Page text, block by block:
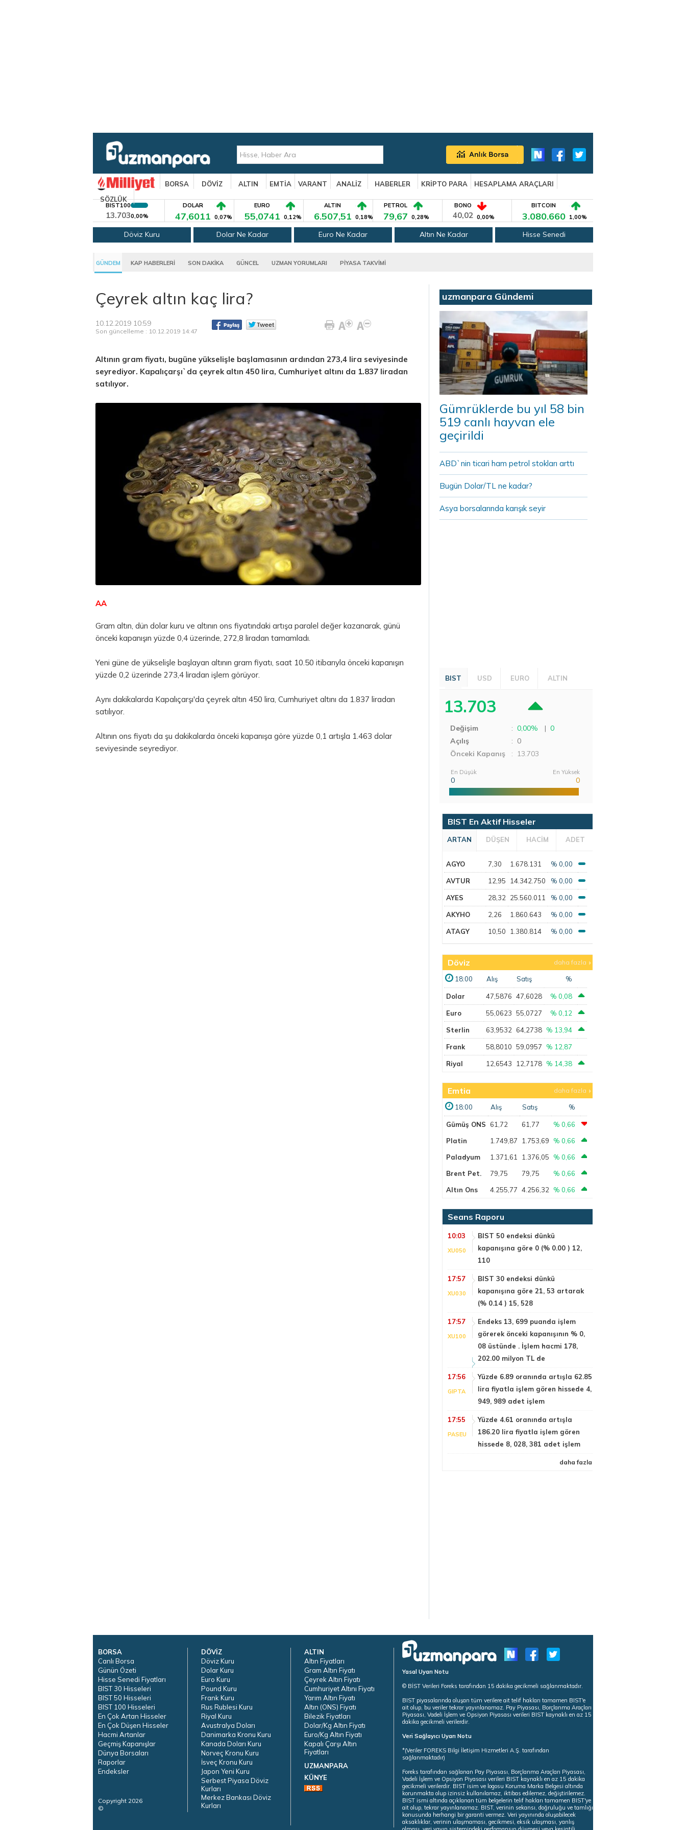
BORSA DÖVİZ ALTIN EMTİA VARANT ANALİZ HABERLER KRİPTO PARA
HESAPLAMA ARAÇLARI
SÖZLÜK
BIST100
13.7030,00%
DOLAR
47,6011 0,07%
EURO
55,0741 0,12%
ALTIN
6.507,51 0,18%
PETROL
79,67 0,28%
BONO
40,02 0,00%
BITCOIN
3.080.660 1,00%
Döviz Kuru Dolar Ne Kadar Euro Ne Kadar Altın Ne Kadar Hisse Senedi
GÜNDEM KAP HABERLERİ SON DAKİKA GÜNCEL UZMAN YORUMLARI PİYASA TAKVİMİ
Çeyrek altın kaç lira?
10.12.2019 10:59
Son güncelleme : 10.12.2019 14:47
Altının gram fiyatı, bugüne yükselişle başlamasının ardından 273,4 lira seviyesinde
seyrediyor. Kapalıçarşı`da çeyrek altın 450 lira, Cumhuriyet altını da 1.837 liradan
satılıyor.
AA
Gram altın, dün dolar kuru ve altının ons fiyatındaki artışa paralel değer kazanarak, günü
önceki kapanışın yüzde 0,4 üzerinde, 272,8 liradan tamamladı.
Yeni güne de yükselişle başlayan altının gram fiyatı, saat 10.50 itibarıyla önceki kapanışın
yüzde 0,2 üzerinde 273,4 liradan işlem görüyor.
Aynı dakikalarda Kapalıçarşı'da çeyrek altın 450 lira, Cumhuriyet altını da 1.837 liradan
satılıyor.
Altının ons fiyatı da şu dakikalarda önceki kapanışa göre yüzde 0,1 artışla 1.463 dolar
seviyesinde seyrediyor.
uzmanpara Gündemi
Gümrüklerde bu yıl 58 bin
519 canlı hayvan ele
geçirildi
ABD`nin ticari ham petrol stokları arttı
Bugün Dolar/TL ne kadar?
Asya borsalarında karışık seyir
BIST USD EURO ALTIN
13.703
Değişim : 0,00% | 0
Açılış
: 0
Önceki Kapanış
: 13.703
En Düşük
0
En Yüksek
0
BIST En Aktif Hisseler
ARTAN DÜŞEN HACİM ADET
AGYO 7,30 1.678.131 % 0,00
AVTUR 12,95 14.342.750 % 0,00
AYES 28,32 25.560.011 % 0,00
AKYHO 2,26 1.860.643 % 0,00
ATAGY 10,50 1.380.814 % 0,00
Döviz daha fazla
18:00 Alış Satış %
Dolar 47,5876 47,6028 % 0,08
Euro 55,0623 55,0727 % 0,12
Sterlin 63,9532 64,2738 % 13,94
Frank 58,8010 59,0957 % 12,87
Riyal 12,6543 12,7178 % 14,38
Emtia daha fazla
18:00 Alış Satış %
Gümüş ONS 61,72 61,77
% 0,66
Platin
1.749,87 1.753,69
% 0,66
Paladyum
1.371,61 1.376,05
% 0,66
Brent Pet.
79,75 79,75
% 0,66
Altın Ons
4.255,77 4.256,32 % 0,66
Seans Raporu
10:03
XU050
BIST 50 endeksi dünkü
kapanışına göre 0 (% 0.00 ) 12,
110
17:57
XU030
BIST 30 endeksi dünkü
kapanışına göre 21, 53 artarak
(% 0.14 ) 15, 528
17:57
XU100
Endeks 13, 699 puanda işlem
görerek önceki kapanışının % 0,
08 üstünde . İşlem hacmi 178,
202.00 milyon TL de
17:56
GIPTA
Yüzde 6.89 oranında artışla 62.85
lira fiyatla işlem gören hissede 4,
949, 989 adet işlem
17:55
PASEU
Yüzde 4.61 oranında artışla
186.20 lira fiyatla işlem gören
hissede 8, 028, 381 adet işlem
daha fazla
BORSA
Canlı Borsa
Günün Özeti
Hisse Senedi Fiyatları
BIST 30 Hisseleri
BIST 50 Hisseleri
BIST 100 Hisseleri
En Çok Artan Hisseler
En Çok Düşen Hisseler
Hacmi Artanlar
Geçmiş Kapanışlar
Dünya Borsaları
Raporlar
Endeksler
Copyright 2026
©
DÖVİZ
Döviz Kuru
Dolar Kuru
Euro Kuru
Pound Kuru
Frank Kuru
Rus Rublesi Kuru
Riyal Kuru
Avustralya Doları
Danimarka Kronu Kuru
Kanada Doları Kuru
Norveç Kronu Kuru
İsveç Kronu Kuru
Japon Yeni Kuru
Serbest Piyasa Döviz
Kurları
Merkez Bankası Döviz
Kurları
ALTIN
Altın Fiyatları
Gram Altın Fiyatı
Çeyrek Altın Fiyatı
Cumhuriyet Altını Fiyatı
Yarım Altın Fiyatı
Altın (ONS) Fiyatı
Bilezik Fiyatları
Dolar/Kg Altın Fiyatı
Euro/Kg Altın Fiyatı
Kapalı Çarşı Altın
Fiyatları
UZMANPARA
KÜNYE
Yasal Uyarı Notu
© BİST Verileri Foreks tarafından 15 dakika gecikmeli sağlanmaktadır.
BIST piyasalarında oluşan tüm verilere ait telif hakları tamamen BIST'e
ait olup, bu veriler tekrar yayınlanamaz. Pay Piyasası, Borçlanma Araçları
Piyasası, Vadeli İşlem ve Opsiyon Piyasası verileri BIST kaynaklı en az 15
dakika gecikmeli verilerdir.
Veri Sağlayıcı Uyarı Notu
*(Veriler FOREKS Bilgi İletişim Hizmetleri A.Ş. tarafından
sağlanmaktadır)
Foreks tarafından sağlanan Pay Piyasası, Borçlanma Araçları Piyasası,
Vadeli İşlem ve Opsiyon Piyasası verileri BIST kaynaklı en az 15 dakika
gecikmeli verilerdir. BIST isim ve logosu Koruma Marka Belgesi altında
korunmakta olup izinsiz kullanılamaz, iktibas edilemez, değiştirilemez.
BIST ismi altında açıklanan tüm belgelerin telif hakları tamamen BIST'ye
ait olup, tekrar yayınlanamaz. BIST, verinin sekansı, doğruluğu ve tamlığı
konusunda herhangi bir garanti vermez. Veri yayınında oluşabilecek
aksaklıklar, verinin ulaşmaması, gecikmesi, eksik ulaşması, yanlış